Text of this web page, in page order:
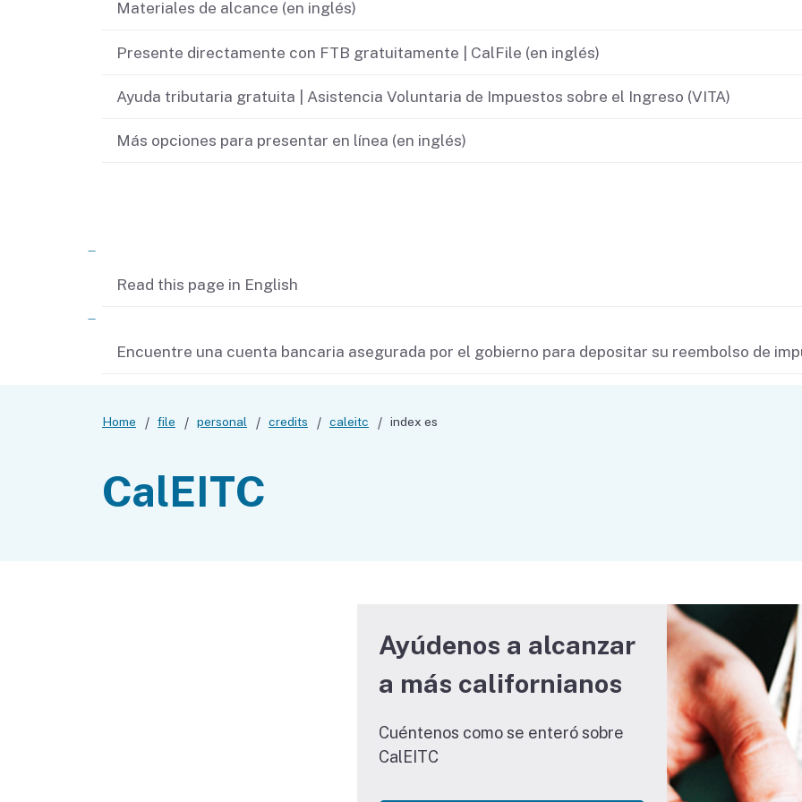
Materiales de alcance (en inglés)
Presente directamente con FTB gratuitamente | CalFile (en inglés)
Ayuda tributaria gratuita | Asistencia Voluntaria de Impuestos sobre el Ingreso (VITA)
Más opciones para presentar en línea (en inglés)
Read this page in English
Encuentre una cuenta bancaria asegurada por el gobierno para depositar su reembolso de
Home file personal credits caleitc index es
CalEITC
Ayúdenos a alcanzar
a más californianos
Cuéntenos como se enteró sobre
CalEITC